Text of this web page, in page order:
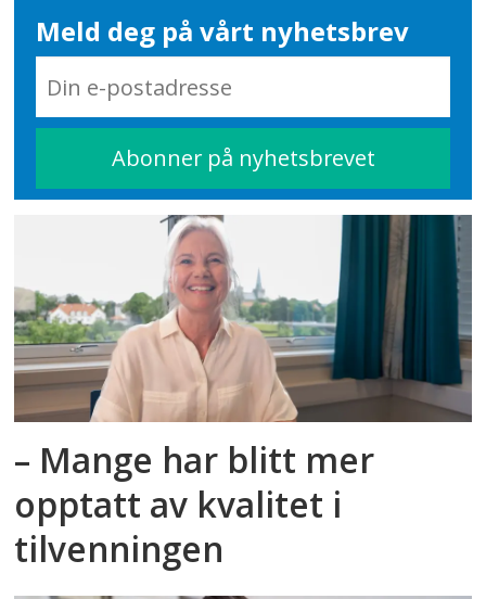
Meld deg på vårt nyhetsbrev
– Mange har blitt mer
opptatt av kvalitet i
tilvenningen